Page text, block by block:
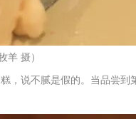
羊 摄）
，说不腻是假的。当品尝